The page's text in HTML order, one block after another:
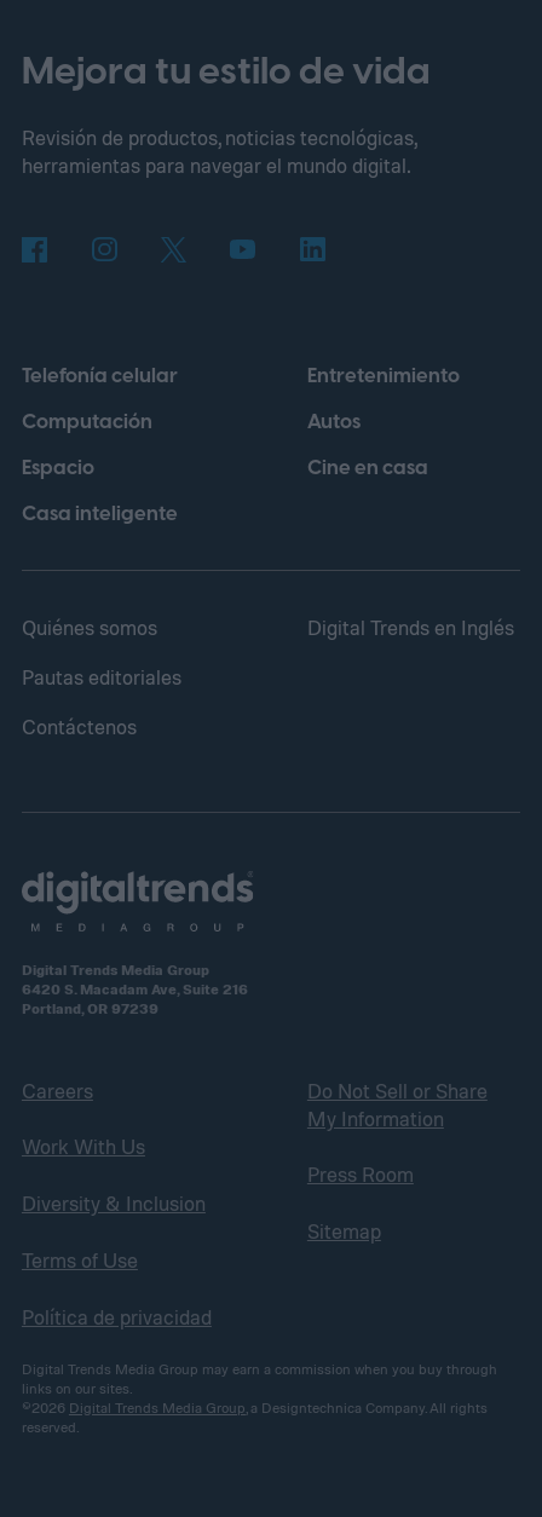
Mejora tu estilo de vida
Revisión de productos, noticias tecnológicas,
herramientas para navegar el mundo digital.
Telefonía celular
Computación
Espacio
Casa inteligente
Entretenimiento
Autos
Cine en casa
Quiénes somos
Pautas editoriales
Contáctenos
Digital Trends en Inglés
Digital Trends Media Group
6420 S. Macadam Ave, Suite 216
Portland, OR 97239
Careers
Work With Us
Diversity & Inclusion
Terms of Use
Política de privacidad
Do Not Sell or Share
My Information
Press Room
Sitemap
Digital Trends Media Group may earn a commission when you buy through
links on our sites.
©2026 Digital Trends Media Group, a Designtechnica Company. All rights
reserved.